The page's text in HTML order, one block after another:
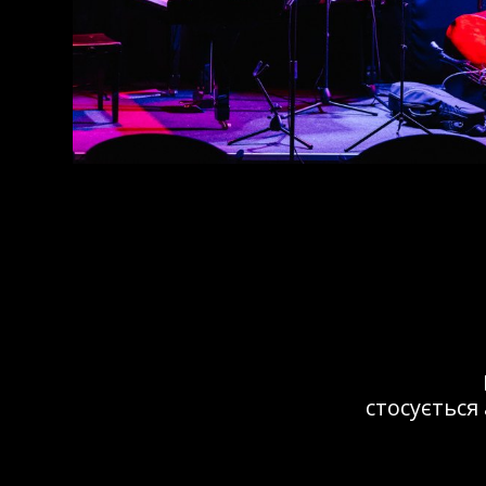
Це
не менш
виступала